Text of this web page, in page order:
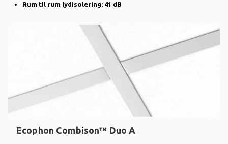
Rum til rum lydisolering: 41 dB
Ecophon Combison™ Duo A